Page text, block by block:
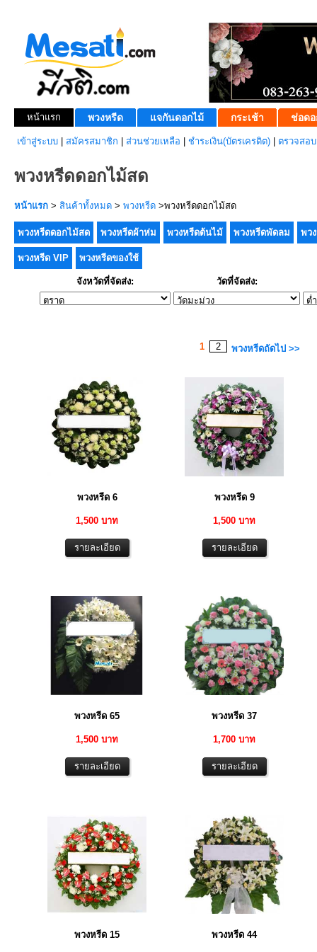
หน้าแรก พวงหรีด แจกันดอกไม้ กระเช้า ช่อดอ
เข้าสู่ระบบ สมัครสมาชิก ส่วนช่วยเหลือ ชำระเงิน(บัตรเครดิต) ตรวจสอ
พวงหรีดดอกไม้สด
หน้าแรก > สินค้าทั้งหมด > พวงหรีด >พวงหรีดดอกไม้สด
พวงหรีดดอกไม้สด พวงหรีดผ้าห่ม พวงหรีดต้นไม้ พวงหรีดพัดลม พว
พวงหรีด VIP พวงหรีดของใช้
จังหวัดที่จัดส่ง: วัดที่จัดส่ง:
1 2 พวงหรีดถัดไป >>
พวงหรีด 6
1,500 บาท
พวงหรีด 9
1,500 บาท
พวงหรีด 65
1,500 บาท
พวงหรีด 37
1,700 บาท
พวงหรีด 15 พวงหรีด 44